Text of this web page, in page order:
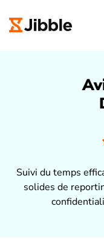
Suivi du temps
solides de